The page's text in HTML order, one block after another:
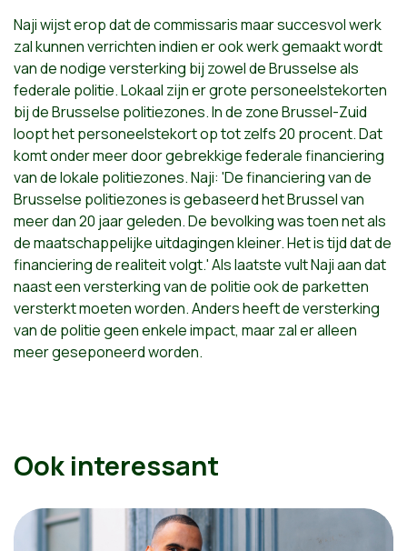
Naji wijst erop dat de commissaris maar succesvol werk
zal kunnen verrichten indien er ook werk gemaakt wordt
van de nodige versterking bij zowel de Brusselse als
federale politie. Lokaal zijn er grote personeelstekorten
bij de Brusselse politiezones. In de zone Brussel-Zuid
loopt het personeelstekort op tot zelfs 20 procent. Dat
komt onder meer door gebrekkige federale financiering
van de lokale politiezones. Naji: 'De financiering van de
Brusselse politiezones is gebaseerd het Brussel van
meer dan 20 jaar geleden. De bevolking was toen net als
de maatschappelijke uitdagingen kleiner. Het is tijd dat de
financiering de realiteit volgt.' Als laatste vult Naji aan dat
naast een versterking van de politie ook de parketten
versterkt moeten worden. Anders heeft de versterking
van de politie geen enkele impact, maar zal er alleen
meer geseponeerd worden.
Ook interessant